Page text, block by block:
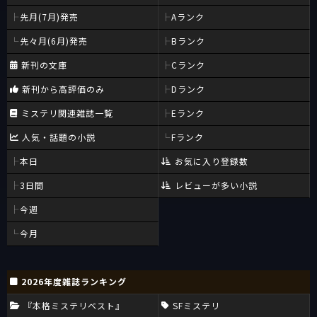
先月(7月)発売
先々月(6月)発売
新刊の文庫
新刊から高評価のみ
ミステリ関連雑誌一覧
人気・話題の小説
本日
3日間
今週
今月
Aランク
Bランク
Cランク
Dランク
Eランク
Fランク
お気に入り登録数
レビューが多い小説
2026年度雑誌ランキング
『本格ミステリベスト』
SFミステリ